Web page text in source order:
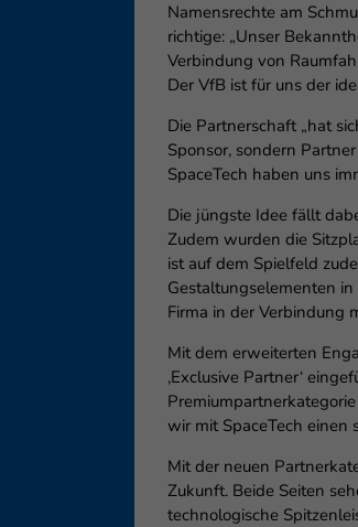
Namensrechte am
richtige: „Unser
Verbindung von
Der VfB ist für uns der
Die Partnerschaft „hat
Sponsor, sondern
SpaceTech haben uns
Die jüngste Idee fällt
Zudem wurden die
ist auf dem Spielfeld
Gestaltungselementen
Firma in der Verbindung
Mit dem erweiterten
‚Exclusive Partner‘
wir mit SpaceTech einen
Mit der neuen
Zukunft. Beide Seiten
technologische